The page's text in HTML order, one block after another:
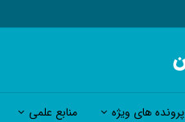
پرونده های ویژه منابع علمی